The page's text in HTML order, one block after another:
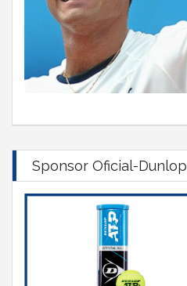
Sponsor Oficial-Dunlop